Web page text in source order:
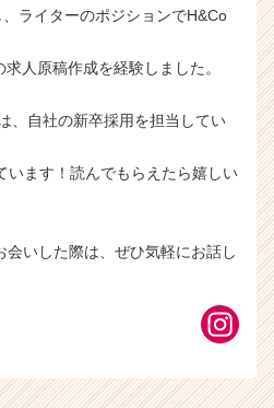
ライターのポジションでH&Co
人原稿作成を経験しました。
、自社の新卒採用を担当してい
います！読んでもらえたら嬉しい
会いした際は、ぜひ気軽にお話し